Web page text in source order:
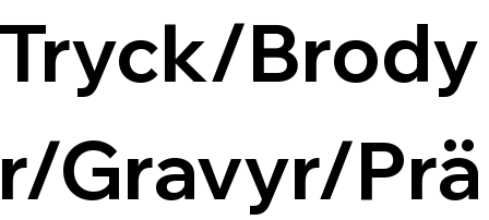
Brody
Gravyr/Prä